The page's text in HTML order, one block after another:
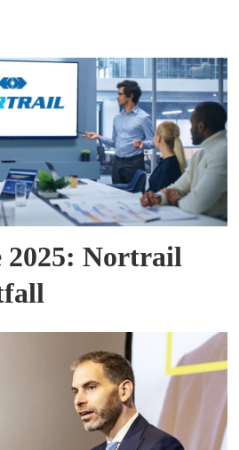
2025: Nortrail